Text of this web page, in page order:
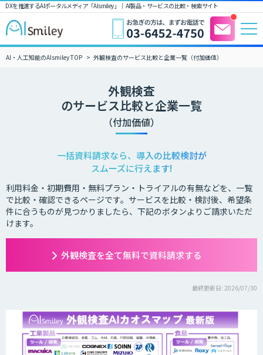
DXを推進するAIポータルメディア「AIsmiley」｜ AI製品・サービスの比較・検索サイト
AI・人工知能のAIsmiley TOP 外観検査のサービス比較と企業一覧（付加価値）
外観検査
のサービス比較と企業一覧
（付加価値）
一括資料請求なら、導入の比較検討が
スムーズに行えます!
利用料金・初期費用・無料プラン・トライアルの有無などを、一覧
で比較・確認できるページです。サービスを比較・検討後、希望条
件に合うものが見つかりましたら、下記のボタンよりご請求いただ
けます。
外観検査を全て無料で資料請求する
最終更新日: 2026/07/30